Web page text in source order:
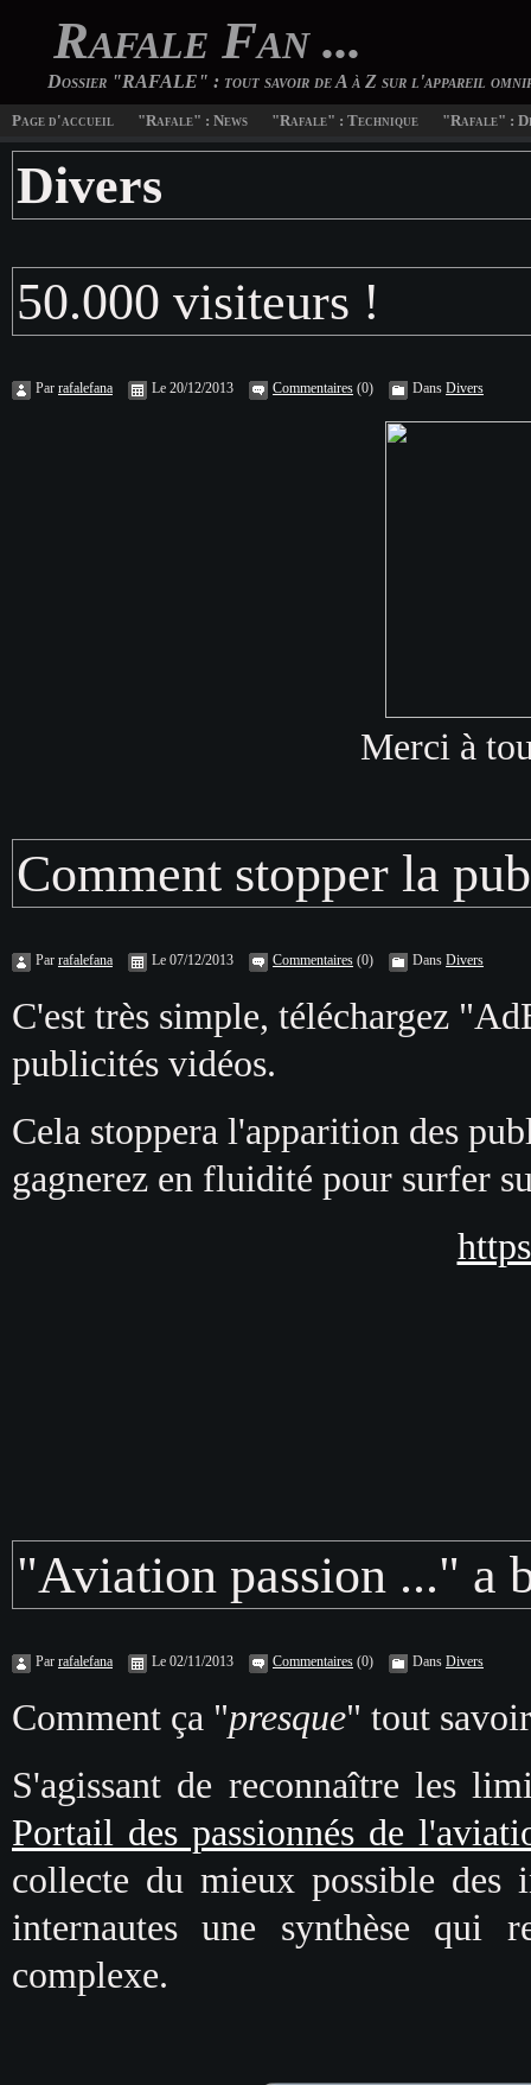
Rafale Fan ...
Dossier "RAFALE" : tout savoir de A à Z sur l'appareil
Page d'accueil "Rafale" : News "Rafale" : Technique "Rafale" :
Divers
50.000 visiteurs !
Par rafalefana Le 20/12/2013 Commentaires (0) Dans Divers
Merci à
Comment stopper la
Par rafalefana Le 07/12/2013 Commentaires (0) Dans Divers
C'est très simple, téléchargez "
publicités vidéos.
Cela stoppera l'apparition des
gagnerez en fluidité pour surfer
"Aviation passion ..." a
Par rafalefana Le 02/11/2013 Commentaires (0) Dans Divers
Comment ça "presque" tout
S'agissant de reconnaître les
Portail des passionnés de
collecte du mieux possible des
internautes une synthèse qui
complexe.